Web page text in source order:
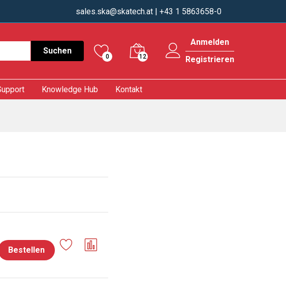
sales.ska@skatech.at | +43 1 5863658-0
Suchen
0 12
Anmelden
Registrieren
Knowledge Hub Kontakt
Bestellen